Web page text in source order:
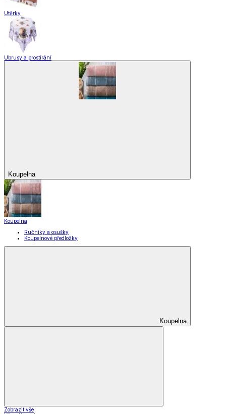
Utěrky
Ubrusy a prostírání
Koupelna
Koupelna
Ručníky a osušky
Koupelnové předložky
Koupelna
Zobrazit vše